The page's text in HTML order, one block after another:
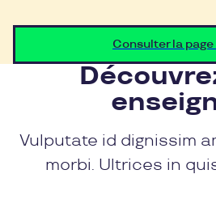
Consulter la
Vulputate id dignissim
morbi. Ultrices in